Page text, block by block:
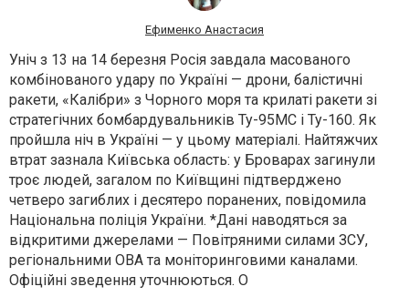
Ефименко Анастасия
Уніч з 13 на 14 березня Росія завдала масованого
комбінованого удару по Україні — дрони, балістичні
ракети, «Калібри» з Чорного моря та крилаті ракети зі
стратегічних бомбардувальників Ту-95МС і Ту-160. Як
пройшла ніч в Україні — у цьому матеріалі. Найтяжчих
втрат зазнала Київська область: у Броварах загинули
троє людей, загалом по Київщині підтверджено
четверо загиблих і десятеро поранених, повідомила
Національна поліція України. *Дані наводяться за
відкритими джерелами — Повітряними силами ЗСУ,
регіональними ОВА та моніторинговими каналами.
Офіційні зведення уточнюються. О